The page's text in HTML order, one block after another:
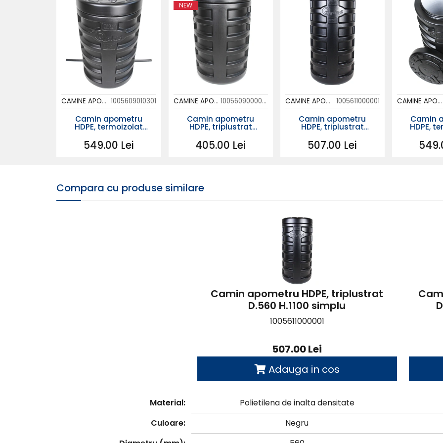
CAMINE APOMETRU 1005609010301
Camin apometru
HDPE, termoizolat
instalatie 3/4
549.00 Lei
NEW
CAMINE APOMETRU 1005609000001
Camin apometru
HDPE, triplustrat
405.00 Lei
CAMINE APOMETRU 1005611000001
Camin apometru
HDPE, triplustrat
507.00 Lei
CAMINE APOMETRU
Camin
HDPE,
Compara cu produse similare
Camin apometru HDPE, triplustrat
D.560 H.1100 simplu
1005611000001
507.00 Lei
Adauga in cos
Material: Polietilena de inalta densitate
Culoare:
Negru